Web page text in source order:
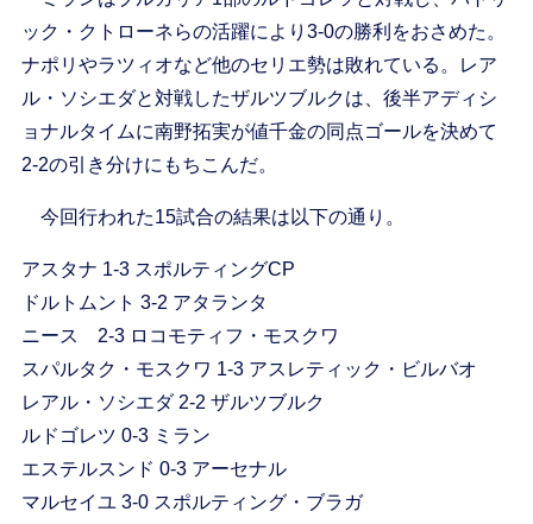
ック・クトローネらの活躍により3-0の勝利をおさめた。
ナポリやラツィオなど他のセリエ勢は敗れている。レア
ル・ソシエダと対戦したザルツブルクは、後半アディシ
ョナルタイムに南野拓実が値千金の同点ゴールを決めて
2-2の引き分けにもちこんだ。
今回行われた15試合の結果は以下の通り。
アスタナ 1-3 スポルティングCP
ドルトムント 3-2 アタランタ
ニース 2-3 ロコモティフ・モスクワ
スパルタク・モスクワ 1-3 アスレティック・ビルバオ
レアル・ソシエダ 2-2 ザルツブルク
ルドゴレツ 0-3 ミラン
エステルスンド 0-3 アーセナル
マルセイユ 3-0 スポルティング・ブラガ